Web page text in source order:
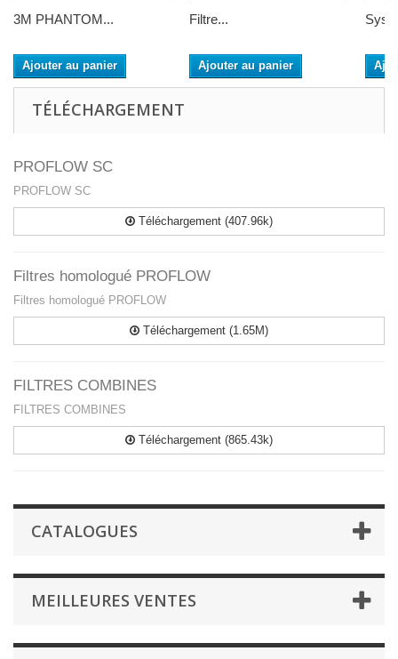
3M PHANTOM...
Ajouter au panier
Filtre...
Ajouter au panier
TÉLÉCHARGEMENT
PROFLOW SC
PROFLOW SC
Téléchargement (407.96k)
Filtres homologué PROFLOW
Filtres homologué PROFLOW
Téléchargement (1.65M)
FILTRES COMBINES
FILTRES COMBINES
Téléchargement (865.43k)
CATALOGUES
MEILLEURES VENTES